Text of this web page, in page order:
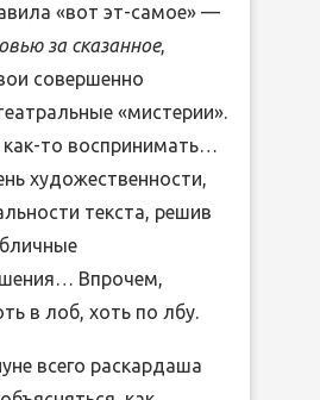
«вот эт-самое» —
за сказанное,
совершенно
«мистерии».
то воспринимать…
художественности,
текста, решив
Впрочем,
в лоб, хоть по лбу.
всего раскардаша